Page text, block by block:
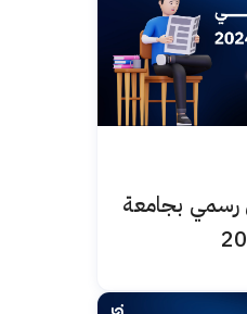
رسمي بجامعة